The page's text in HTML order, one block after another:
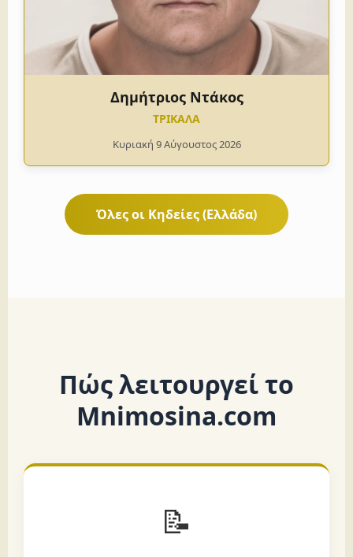
Δημήτριος Ντάκος
ΤΡΙΚΑΛΑ
Κυριακή 9 Αύγουστος 2026
Όλες οι Κηδείες (Ελλάδα)
Πώς λειτουργεί το
Mnimosina.com
📝